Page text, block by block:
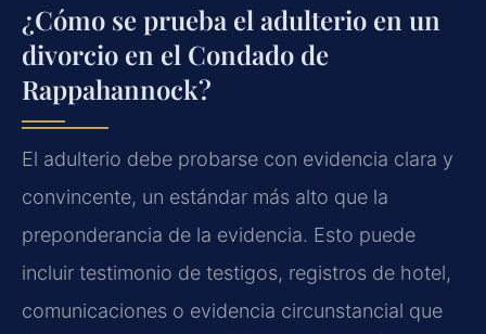
¿Cómo se prueba el adulterio en un
divorcio en el Condado de
Rappahannock?
El adulterio debe probarse con evidencia clara y
convincente, un estándar más alto que la
preponderancia de la evidencia. Esto puede
incluir testimonio de testigos, registros de hotel,
comunicaciones o evidencia circunstancial que